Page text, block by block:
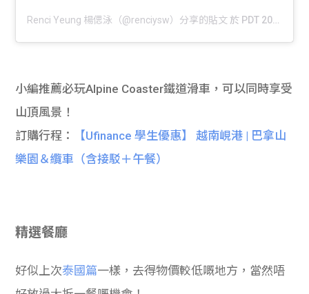
Renci Yeung 楊偲泳（@renciysw）分享的貼文 於 PDT 2016 年 9月 月 3 日 上午 7:54
小編推薦必玩Alpine Coaster鐵道滑車，可以同時享受
山頂風景！
訂購行程：
【Ufinance 學生優惠】 越南峴港 | 巴拿山
樂園＆纜車（含接駁＋午餐）
精選餐廳
好似上次泰國篇一樣，去得物價較低嘅地方，當然唔